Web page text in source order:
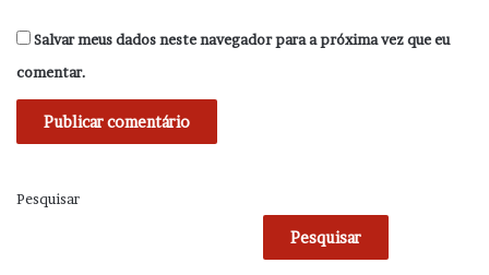
Salvar meus dados neste navegador para a próxima vez que eu
comentar.
Pesquisar
Pesquisar